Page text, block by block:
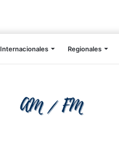
Internacionales Regionales